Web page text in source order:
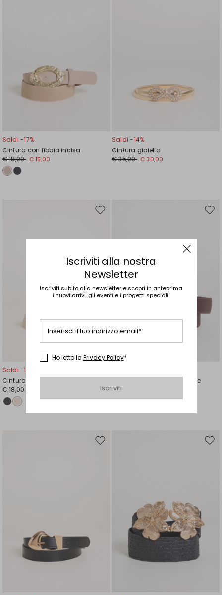
Saldi -17%
Cintura con fibbia incisa
€ 18,00 € 15,00
Saldi -14%
Cintura gioiello
€ 35,00 € 30,00
Sposta
Saldi -17%
Cintura a fiocco
€ 18,00
Cintura con fibbia irregolare
€ 18,00
Sposta
Iscriviti alla nostra
Newsletter
Iscriviti subito alla newsletter e scopri in anteprima
i nuovi arrivi, gli eventi e i progetti speciali.
Inserisci il tuo indirizzo email*
Ho letto la Privacy Policy*
Iscriviti